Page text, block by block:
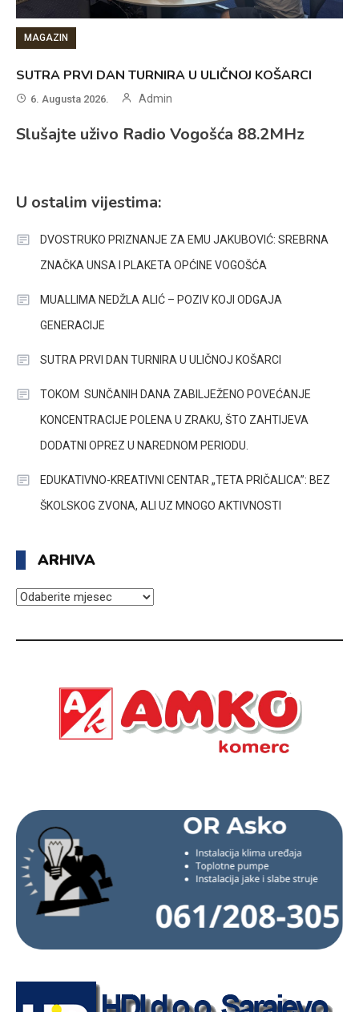
MAGAZIN
SUTRA PRVI DAN TURNIRA U ULIČNOJ KOŠARCI
6. Augusta 2026. Admin
Slušajte uživo Radio Vogošća 88.2MHz
U ostalim vijestima:
DVOSTRUKO PRIZNANJE ZA EMU JAKUBOVIĆ: SREBRNA
ZNAČKA UNSA I PLAKETA OPĆINE VOGOŠĆA
MUALLIMA NEDŽLA ALIĆ – POZIV KOJI ODGAJA
GENERACIJE
SUTRA PRVI DAN TURNIRA U ULIČNOJ KOŠARCI
TOKOM SUNČANIH DANA ZABILJEŽENO POVEĆANJE
KONCENTRACIJE POLENA U ZRAKU, ŠTO ZAHTIJEVA
DODATNI OPREZ U NAREDNOM PERIODU.
EDUKATIVNO-KREATIVNI CENTAR „TETA PRIČALICA”: BEZ
ŠKOLSKOG ZVONA, ALI UZ MNOGO AKTIVNOSTI
ARHIVA
ARHIVA